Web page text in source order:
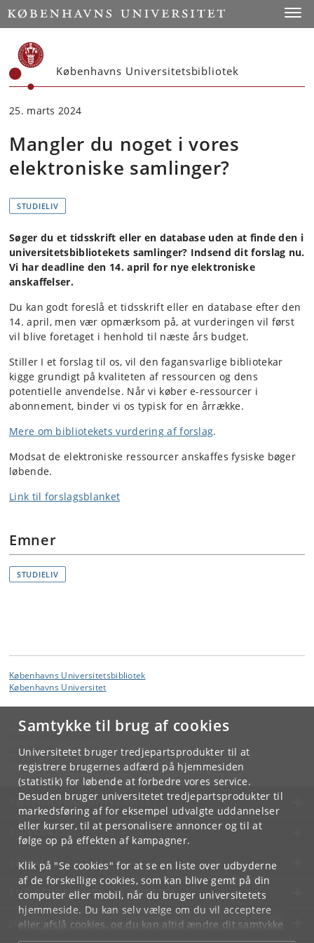
Samtykke til brug af cookies
Universitetet bruger tredjepartsprodukter til at
registrere brugernes adfærd på hjemmesiden
(statistik) for løbende at forbedre vores service.
Desuden bruger universitetet tredjepartsprodukter til
markedsføring af for eksempel udvalgte uddannelser
eller kurser, til at personalisere annoncer og til at
følge op på effekten af kampagner.
Klik på "Se cookies" for at se en liste over udbyderne
af de forskellige cookies, som kan blive gemt på din
computer eller mobil, når du bruger universitetets
hjemmeside. Du kan selv vælge om du vil acceptere
eller afslå cookies, og du kan altid ændre dit samtykke
underCookie- og privatlivspolitiksom du finder i
Start
Københavns Universitetsbibliotek
25. marts 2024
Mangler du noget i vores
elektroniske samlinger?
STUDIELIV
Søger du et tidsskrift eller en database uden at finde den i
universitetsbibliotekets samlinger? Indsend dit forslag nu.
Vi har deadline den 14. april for nye elektroniske
anskaffelser.
​Du kan godt foreslå et tidsskrift eller en database efter den
14. april, men vær opmærksom på, at vurderingen vil først
vil blive foretaget i henhold til næste års budget.
Stiller I et forslag til os, vil den fagansvarlige bibliotekar
kigge grundigt på kvaliteten af ressourcen og dens
potentielle anvendelse. Når vi køber e-ressourcer i
abonnement, binder vi os typisk for en årrække.
Mere om bibliotekets vurdering af forslag​.
Modsat de elektroniske ressourcer anskaffes fysiske bøger
løbende.
​​Link til forslagsblanket​
Emner
STUDIELIV
Københavns Universitetsbibliotek
Københavns Universitet
Kontakt:
Karen Bendix Larsen
kbla@kb. dk
KØBENHAVNS UNIVERSITET
KONTAKT
SERVICES
FOR STUDERENDE OG ANSATTE
JOB OG KARRIERE